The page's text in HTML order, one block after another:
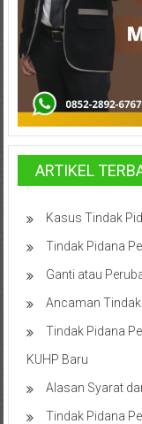
Pengacara
Kantor
Hukum
/
LBH,
Law
Office
Law
Firm
Kantor
Pengacara
ARTIKEL
Kasus Tindak
Tindak Pidana
Ganti atau
Ancaman
Tindak Pidana
KUHP Baru
Alasan Syarat
Tindak Pidana